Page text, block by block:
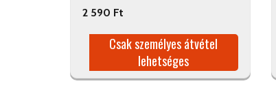
2 590 Ft
Csak személyes átvétel
lehetséges